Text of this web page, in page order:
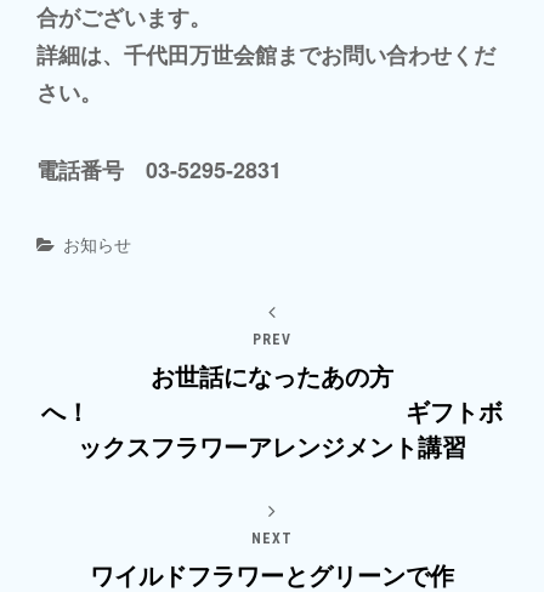
合がございます。
詳細は、千代田万世会館までお問い合わせくだ
さい。
電話番号 03-5295-2831
Categories
お知らせ
PREV
お世話になったあの方
へ！ ギフトボ
ックスフラワーアレンジメント講習
NEXT
ワイルドフラワーとグリーンで作